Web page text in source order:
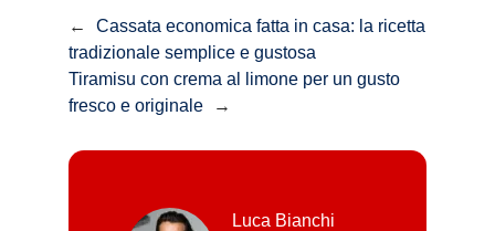
←
Cassata economica fatta in casa: la ricetta
tradizionale semplice e gustosa
Tiramisu con crema al limone per un gusto
fresco e originale
→
Luca Bianchi